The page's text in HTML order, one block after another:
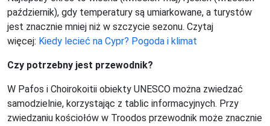
październik), gdy temperatury są umiarkowane, a turystów
jest znacznie mniej niż w szczycie sezonu. Czytaj
więcej: Kiedy lecieć na Cypr? Pogoda i klimat
Czy potrzebny jest przewodnik?
W Pafos i Choirokoitii obiekty UNESCO można zwiedzać
samodzielnie, korzystając z tablic informacyjnych. Przy
zwiedzaniu kościołów w Troodos przewodnik może znacznie